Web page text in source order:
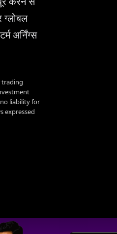
ग्लोबल
अर्निंग्स
trading
liability for
expressed